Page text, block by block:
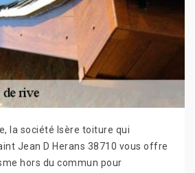
la société Isère toiture qui
Jean D Herans 38710 vous offre
hors du commun pour